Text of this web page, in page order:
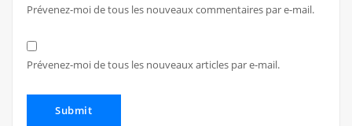
Prévenez-moi de tous les nouveaux commentaires par e-mail.
Prévenez-moi de tous les nouveaux articles par e-mail.